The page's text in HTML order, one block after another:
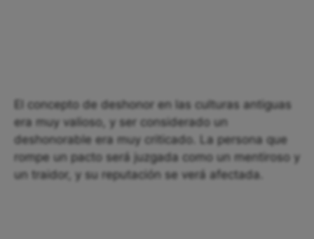
El concepto de deshonor en las culturas antiguas
era muy valioso, y ser considerado un
deshonorable era muy criticado. La persona que
rompe un pacto será juzgada como un mentiroso y
un traidor, y su reputación se verá afectada.